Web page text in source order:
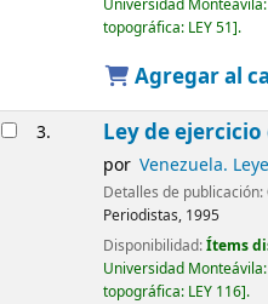
Universidad
topográfica: LEY 51 .
Agregar al
3. Ley de
por Venezuela.
Detalles de publicación:
Periodistas, 1995
Disponibilidad:Ítems
Universidad
topográfica: LEY 116 .